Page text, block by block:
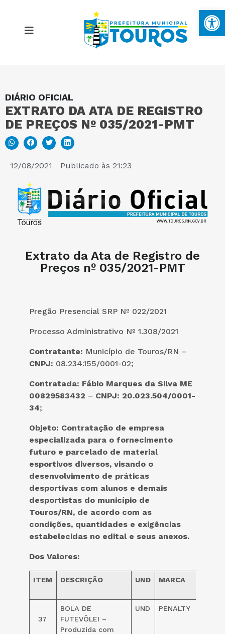
DIÁRIO OFICIAL
EXTRATO DA ATA DE REGISTRO
DE PREÇOS Nº 035/2021-PMT
12/08/2021 Publicado às 21:23
Extrato da Ata de Registro de
Preços nº 035/2021-PMT
Pregão Presencial SRP Nº 022/2021
Processo Administrativo Nº 1.308/2021
Contratante: Município de Touros/RN –
CNPJ: 08.234.155/0001-02;
Contratada: Fábio Marques da Silva ME
00829583432 – CNPJ: 20.023.504/0001-
34;
Objeto: Contratação de empresa
especializada para o fornecimento
futuro e parcelado de material
esportivos diversos, visando o
desenvolvimento de práticas
desportivas com alunos e demais
desportistas do município de
Touros/RN, de acordo com as
condições, quantidades e exigências
estabelecidas no edital e seus anexos.
Dos Valores:
ITEM DESCRIÇÃO UND MARCA
37
BOLA DE
FUTEVÔLEI –
Produzida com
UND PENALTY
MAPA DO SITE
PORTAL DA TRANSPARÊNCIA
E-SIC
PERGUNTAS FREQUENTES